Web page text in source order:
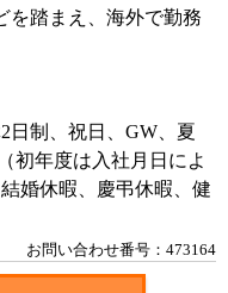
を踏まえ、海外で勤務
日制、祝日、GW、夏
初年度は入社月日によ
婚休暇、慶弔休暇、健
お問い合わせ番号：473164